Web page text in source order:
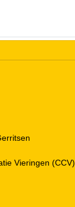
Vieringen (CCV)